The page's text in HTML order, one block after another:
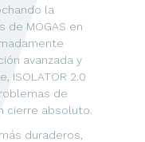
la
de MOGAS en
avanzada y
ISOLATOR 2.0
de
cierre absoluto.
duraderos,